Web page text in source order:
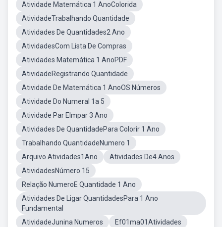
Atividade Matemática 1 AnoColorida
AtividadeTrabalhando Quantidade
Atividades De Quantidades2 Ano
AtividadesCom Lista De Compras
Atividades Matemática 1 AnoPDF
AtividadeRegistrando Quantidade
Atividade De Matemática 1 AnoOS Números
Atividade Do Numeral 1a 5
Atividade Par EImpar 3 Ano
Atividades De QuantidadePara Colorir 1 Ano
Trabalhando QuantidadeNumero 1
Arquivo Atividades1Ano
Atividades De4 Anos
AtividadesNúmero 15
Relação NumeroE Quantidade 1 Ano
Atividades De Ligar QuantidadesPara 1 Ano
Fundamental
AtividadeJunina Numeros
Ef01ma01Atividades